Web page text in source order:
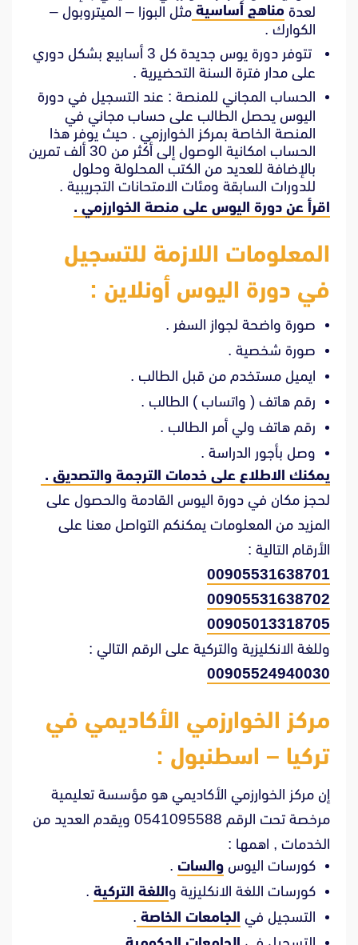
لعدة مناهج أساسية مثل البوزا – الميتروبول –
الكوارك .
تتوفر دورة يوس جديدة كل 3 أسابيع بشكل دوري
على مدار فترة السنة التحضيرية .
الحساب المجاني للمنصة : عند التسجيل في دورة
اليوس يحصل الطالب على حساب مجاني في
المنصة الخاصة بمركز الخوارزمي . حيث يوفر هذا
الحساب امكانية الوصول إلى أكثر من 30 ألف تمرين
بالإضافة للعديد من الكتب المحلولة وحلول
للدورات السابقة ومئات الامتحانات التجريبية .
اقرأ عن دورة اليوس على منصة الخوارزمي .
المعلومات اللازمة للتسجيل
في دورة اليوس أونلاين :
صورة واضحة لجواز السفر .
صورة شخصية .
ايميل مستخدم من قبل الطالب .
رقم هاتف ( واتساب ) الطالب .
رقم هاتف ولي أمر الطالب .
وصل بأجور الدراسة .
يمكنك الاطلاع على خدمات الترجمة والتصديق .
لحجز مكان في دورة اليوس القادمة والحصول على
المزيد من المعلومات يمكنكم التواصل معنا على
الأرقام التالية :
00905531638701
00905531638702
00905013318705
وللغة الانكليزية والتركية على الرقم التالي :
00905524940030
مركز الخوارزمي الأكاديمي في
تركيا – اسطنبول :
إن مركز الخوارزمي الأكاديمي هو مؤسسة تعليمية
مرخصة تحت الرقم 0541095588 ويقدم العديد من
الخدمات , اهمها :
كورسات اليوس والسات .
كورسات اللغة الانكليزية واللغة التركية .
التسجيل في الجامعات الخاصة .